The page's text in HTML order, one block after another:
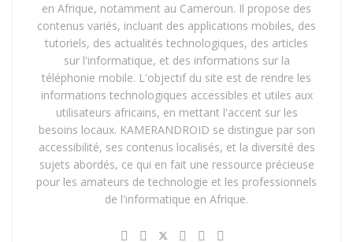
des votes et permettre une publication des résultats en
temps réel. Une telle digitalisation permettrait
également de limiter les erreurs humaines, de fluidifier
la gestion des bureaux de vote et de garantir que les
résultats soient accessibles à tous, instantanément et
de manière vérifiable.
Dans un contexte où la crédibilité du processus
électoral est souvent remise en question,
l’implémentation de ces technologies pourrait être un
atout pour rétablir la confiance des citoyens dans le
système électoral. L’idée d’une « élection numérique »
en Afrique, notamment au Cameroun. Il propose des
contenus variés, incluant des applications mobiles, des
tutoriels, des actualités technologiques, des articles
sur l'informatique, et des informations sur la
téléphonie mobile. L'objectif du site est de rendre les
informations technologiques accessibles et utiles aux
utilisateurs africains, en mettant l'accent sur les
besoins locaux. KAMERANDROID se distingue par son
accessibilité, ses contenus localisés, et la diversité des
sujets abordés, ce qui en fait une ressource précieuse
pour les amateurs de technologie et les professionnels
de l'informatique en Afrique.